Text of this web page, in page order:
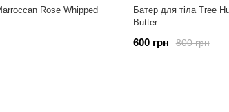
Rose Whipped
Батер для тіла Tree
Butter
800 грн
600 грн